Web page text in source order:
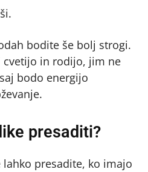
bodite še bolj strogi.
cvetijo in rodijo, jim ne
bodo energijo
presaditi?
presadite, ko imajo